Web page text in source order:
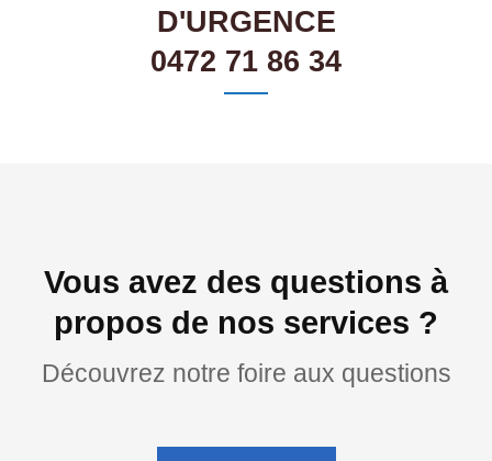
D'URGENCE
0472 71 86 34
Vous avez des questions à
propos de nos services ?
Découvrez notre foire aux questions